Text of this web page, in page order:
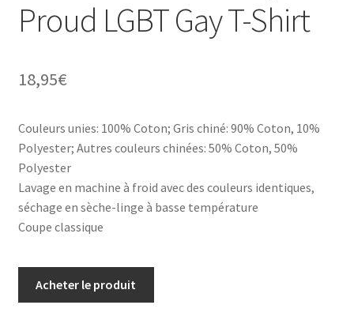
Proud LGBT Gay T-Shirt
18,95€
Couleurs unies: 100% Coton; Gris chiné: 90% Coton, 10%
Polyester; Autres couleurs chinées: 50% Coton, 50%
Polyester
Lavage en machine à froid avec des couleurs identiques,
séchage en sèche-linge à basse température
Coupe classique
Acheter le produit